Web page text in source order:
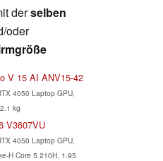
derselben
oder
V 15 AI ANV15-42
4050 Laptop GPU,
kg
V3607VU
4050 Laptop GPU,
H Core 5 210H, 1.95